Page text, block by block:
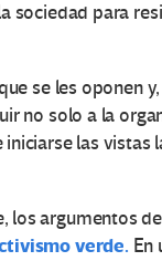
para
se les oponen
no solo a la
las
los argumentos
verde. En